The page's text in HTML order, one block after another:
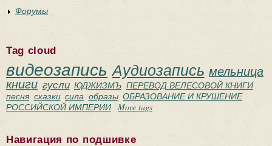
Форумы
Tag cloud
видеозапись Аудиозапись мельница
книги гусли ЮДЖИЗМЪ ПЕРЕВОД ВЕЛЕСОВОЙ КНИГИ
песня сказки сила образы ОБРАЗОВАНИЕ И КРУШЕНИЕ
РОССИЙСКОЙ ИМПЕРИИ More tags
Навигация по подшивке